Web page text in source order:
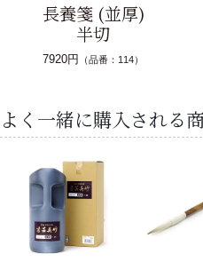
長養箋 (並厚)
半切
7920円 （品番：114）
よく一緒に購入される